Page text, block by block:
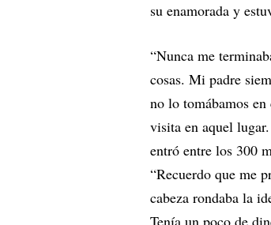
su enamorada y
“Nunca me
cosas. Mi padre
no lo tomábamos
visita en aquel
entró entre los 300
“Recuerdo que me
cabeza rondaba la